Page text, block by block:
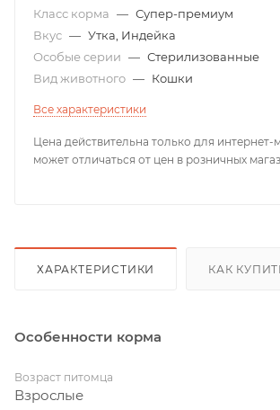
Класс корма — Супер-премиум
Вкус — Утка, Индейка
Особые серии — Стерилизованные
Вид животного — Кошки
Все характеристики
Цена действительна только для интернет-
может отличаться от цен в розничных
ХАРАКТЕРИСТИКИ КАК
Особенности корма
Возраст питомца
Взрослые